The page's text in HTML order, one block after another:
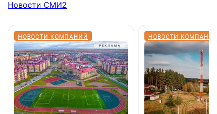
Новости СМИ2
НОВОСТИ КОМПАНИЙ НОВОСТИ